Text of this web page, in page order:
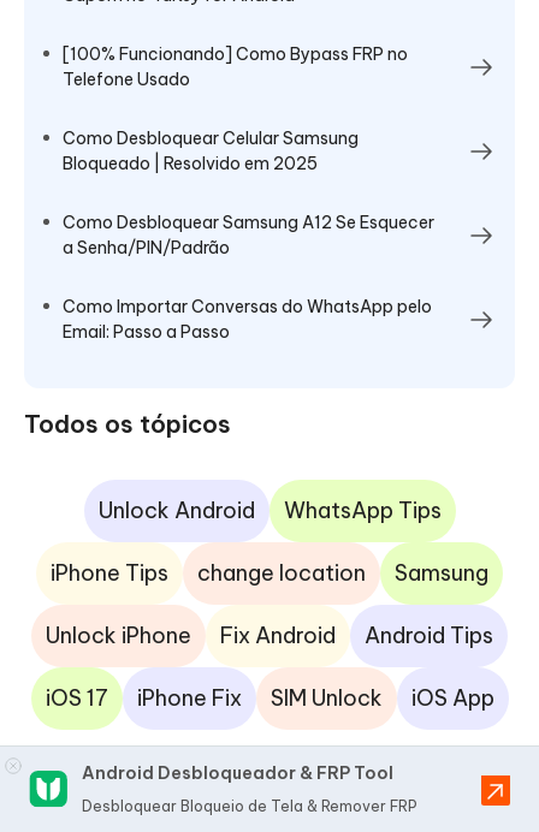
[100% Funcionando] Como Bypass FRP no
Telefone Usado
Como Desbloquear Celular Samsung
Bloqueado | Resolvido em 2025
Como Desbloquear Samsung A12 Se Esquecer
a Senha/PIN/Padrão
Como Importar Conversas do WhatsApp pelo
Email: Passo a Passo
Todos os tópicos
Unlock Android WhatsApp Tips
iPhone Tips change location Samsung
Unlock iPhone Fix Android Android Tips
iOS 17 iPhone Fix SIM Unlock iOS App
Android Desbloqueador & FRP Tool
Desbloquear Bloqueio de Tela & Remover FRP